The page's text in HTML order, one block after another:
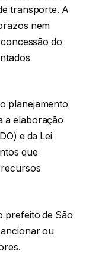
transporte. A
nem
do
planejamento
a elaboração
e da Lei
que
prefeito de São
ou